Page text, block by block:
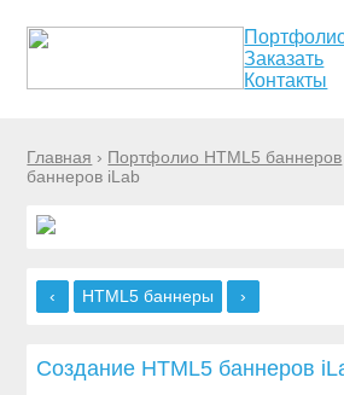
Заказать
Контакты
Главная › Портфолио HTML5 баннеров
баннеров iLab
‹ HTML5 баннеры ›
Создание HTML5 баннеров